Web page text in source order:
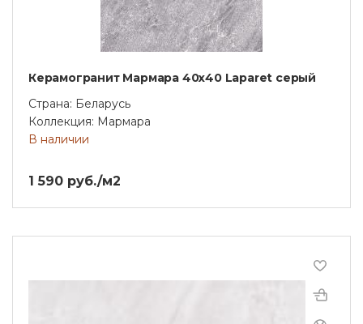
Керамогранит Мармара 40х40 Laparet серый
Страна: Беларусь
Коллекция: Мармара
В наличии
1 590 руб./м2